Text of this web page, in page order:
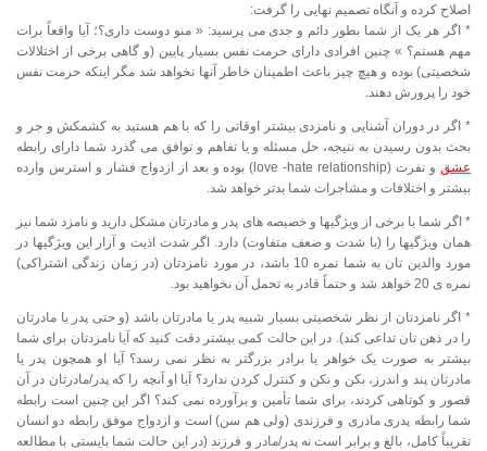
اصلاح کرده و آنگاه تصمیم نهایی را گرفت:
* اگر هر یک از شما بطور دائم و جدی می پرسید: « منو دوست داری؟؛ آیا واقعاً برات
مهم هستم؟ » چنین افرادی دارای حرمت نفس بسیار پایین (و گاهی برخی از اختلالات
شخصیتی) بوده و هیچ چیز باعث اطمینان خاطر آنها نخواهد شد مگر اینکه حرمت نفس
خود را پرورش دهند.
* اگر در دوران آشنایی و نامزدی بیشتر اوقاتی را که با هم هستید به کشمکش و جر و
بحث بدون رسیدن به نتیجه، حل مسئله و یا تفاهم و توافق می گذرد شما دارای رابطه
عشق
و نفرت (love -hate relationship) بوده و بعد از ازدواج فشار و استرس وارده
بیشتر و اختلافات و مشاجرات شما بدتر خواهد شد.
* اگر شما با برخی از ویژگیها و خصیصه های پدر و مادرتان مشکل دارید و نامزد شما نیز
همان ویژگیها را (با شدت و ضعف متفاوت) دارد. اگر شدت اذیت و آزار این ویژگیها در
مورد والدین تان به شما نمره 10 باشد، در مورد نامزدتان (در زمان زندگی اشتراکی)
نمره ی 20 خواهد شد و حتماً قادر به تحمل آن نخواهید بود.
* اگر نامزدتان از نظر شخصیتی بسیار شبیه پدر یا مادرتان باشد (و حتی پدر یا مادرتان
را در ذهن تان تداعی کند). در این حالت کمی بیشتر دقت کنید که آیا نامزدتان برای شما
بیشتر به صورت یک خواهر یا برادر بزرگتر به نظر نمی رسد؟ آیا او همچون پدر یا
مادرتان پند و اندرز، بکن و نکن و کنترل کردن ندارد؟ آیا او آنچه را که پدر/مادرتان در آن
قصور و کوتاهی کردند، برای شما تأمین و برآورده نمی کند؟ اگر این چنین است رابطه
شما رابطه پدری مادری و فرزندی (ولی هم سن) است و ازدواج موفق رابطه دو انسان
تقریباً کامل، بالغ و برابر است نه پدر/مادر و فرزند (در این حالت شما بایستی با مطالعه